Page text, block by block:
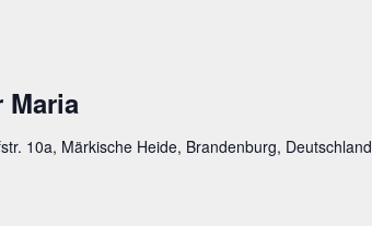
Maria
10a, Märkische Heide, Brandenburg, Deutschland